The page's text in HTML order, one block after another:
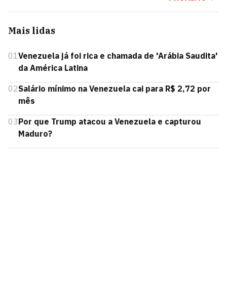
Mais lidas
01Venezuela já foi rica e chamada de 'Arábia Saudita'
da América Latina
02Salário mínimo na Venezuela cai para R$ 2,72 por
mês
03Por que Trump atacou a Venezuela e capturou
Maduro?